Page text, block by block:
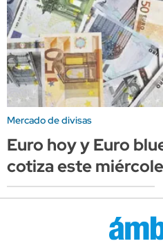
Mercado de divisas
Euro hoy y Euro
cotiza este